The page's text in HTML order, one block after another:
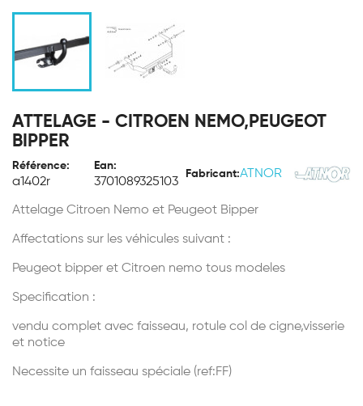
ATTELAGE - CITROEN NEMO,PEUGEOT
BIPPER
Référence:
a1402r
Ean:
3701089325103
Fabricant:ATNOR
Attelage Citroen Nemo et Peugeot Bipper
Affectations sur les véhicules suivant :
Peugeot bipper et Citroen nemo tous modeles
Specification :
vendu complet avec faisseau, rotule col de cigne,visserie
et notice
Necessite un faisseau spéciale (ref:FF)